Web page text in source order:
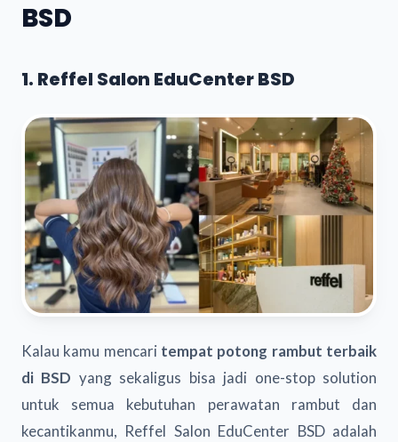
BSD
1. Reffel Salon EduCenter BSD
Kalau kamu mencari tempat potong rambut terbaik
di BSD yang sekaligus bisa jadi one-stop solution
untuk semua kebutuhan perawatan rambut dan
kecantikanmu, Reffel Salon EduCenter BSD adalah